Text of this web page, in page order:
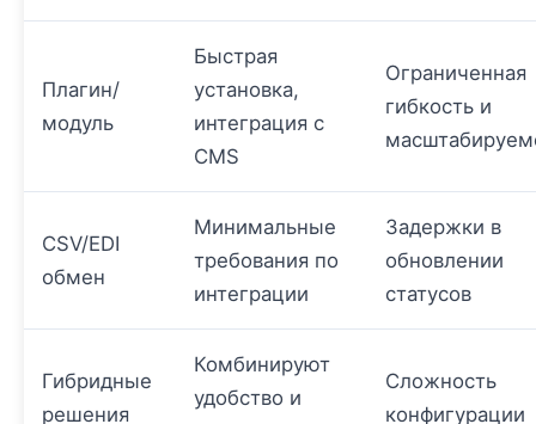
Плагин/
модуль
Быстрая
установка,
интеграция с
CMS
Ограниченная
гибкость и
CSV/EDI
обмен
Минимальные
требования по
интеграции
Задержки в
обновлении
статусов
Гибридные
решения
Комбинируют
удобство и
Сложность
конфигурации